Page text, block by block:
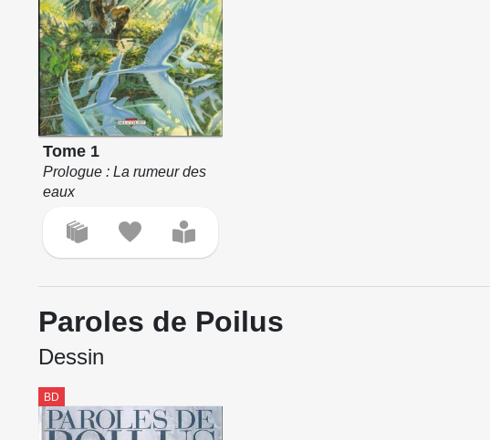
Tome 1
Prologue : La rumeur des
eaux
Paroles de Poilus
Dessin
BD